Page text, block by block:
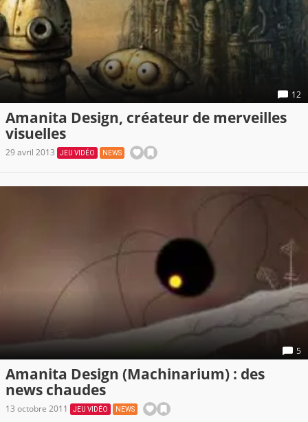
12
Amanita Design, créateur de merveilles
visuelles
29 avril 2013 JEU VIDÉO NEWS
5
Amanita Design (Machinarium) : des
news chaudes
13 octobre 2011 JEU VIDÉO NEWS